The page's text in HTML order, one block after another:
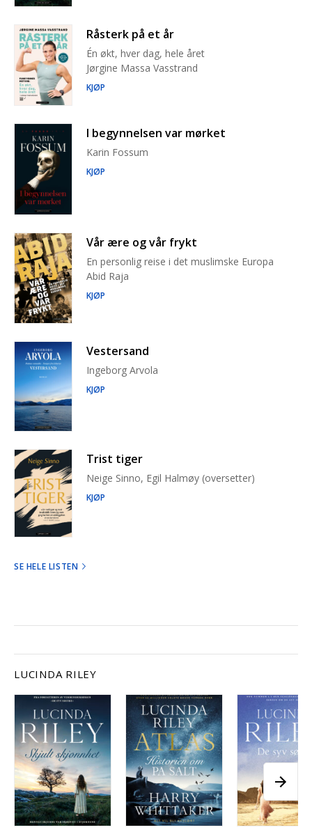
Råsterk på et år
Én økt, hver dag, hele året
Jørgine Massa Vasstrand
KJØP
I begynnelsen var mørket
Karin Fossum
KJØP
Vår ære og vår frykt
En personlig reise i det muslimske Europa
Abid Raja
KJØP
Vestersand
Ingeborg Arvola
KJØP
Trist tiger
Neige Sinno, Egil Halmøy (oversetter)
KJØP
SE HELE LISTEN
LUCINDA RILEY